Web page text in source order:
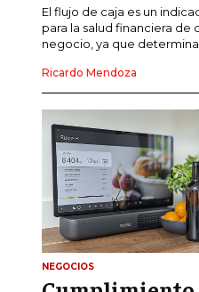
ESTRATEGIA
EMPRESAS FAMILIARES Y
NEGOCIACIÓN Y RESOLUCIÓN
CONFLICTOS
DERECHO EMPRESARIAL Y
REGULACIONES
ÉXITO EMPRESARIAL Y
ESTUDIO
GOBIERNO CORPORATIVO
NEGOCIOS
El flujo de caja es un
para la salud financiera de
negocio, ya que determina
Ricardo Mendoza
NEGOCIOS